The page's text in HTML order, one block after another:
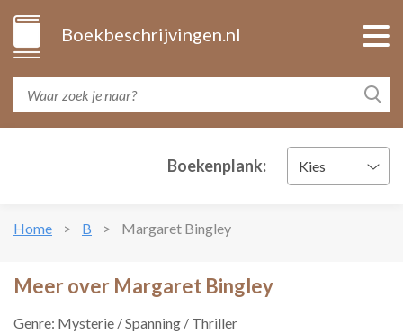
Boekbeschrijvingen.nl
Boekenplank: Kies
Home B Margaret Bingley
Meer over Margaret Bingley
Genre: Mysterie / Spanning / Thriller